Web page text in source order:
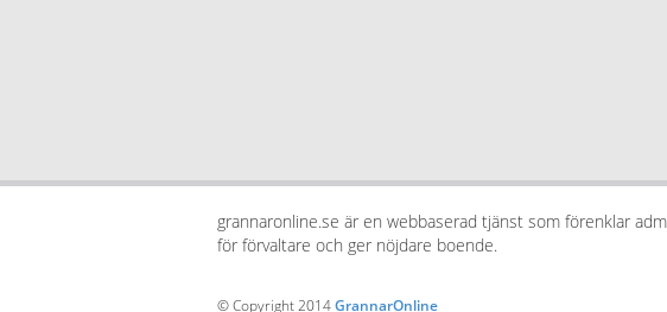
grannaronline.se är en webbaserad tjänst som förenklar
för förvaltare och ger nöjdare boende.
© Copyright 2014GrannarOnline